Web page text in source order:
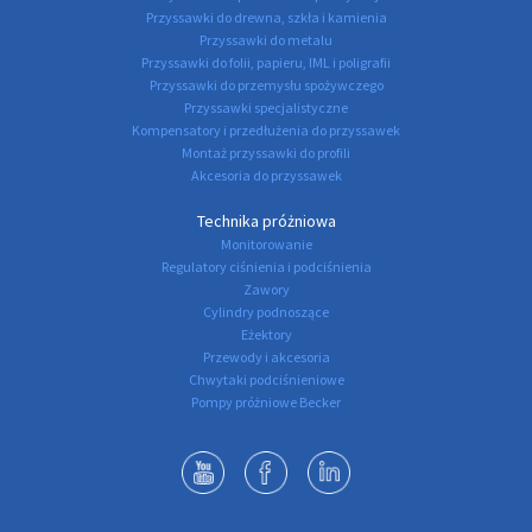
Przyssawki do drewna, szkła i kamienia
Przyssawki do metalu
Przyssawki do folii, papieru, IML i poligrafii
Przyssawki do przemysłu spożywczego
Przyssawki specjalistyczne
Kompensatory i przedłużenia do przyssawek
Montaż przyssawki do profili
Akcesoria do przyssawek
Technika próżniowa
Monitorowanie
Regulatory ciśnienia i podciśnienia
Zawory
Cylindry podnoszące
Eżektory
Przewody i akcesoria
Chwytaki podciśnieniowe
Pompy próżniowe Becker